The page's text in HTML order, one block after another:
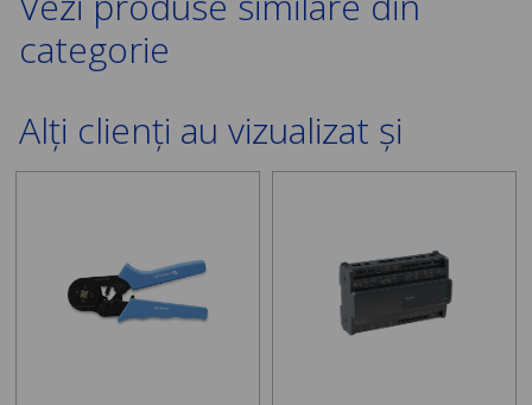
categorie
Alți clienți au vizualizat și